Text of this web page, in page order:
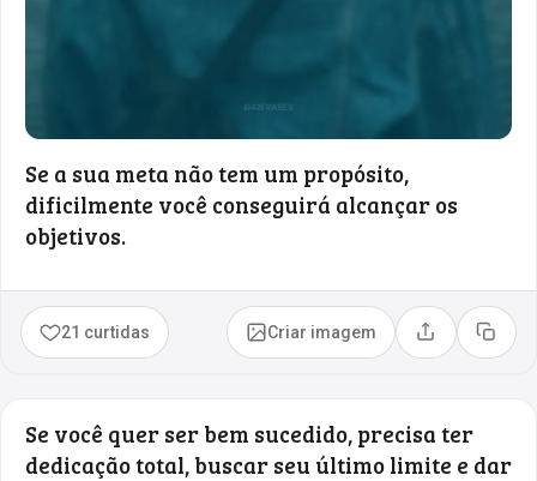
Se a sua meta não tem um propósito,
dificilmente você conseguirá alcançar os
objetivos.
21 curtidas Criar imagem Compartilhar
Copiar
Se você quer ser bem sucedido, precisa ter
dedicação total, buscar seu último limite e dar